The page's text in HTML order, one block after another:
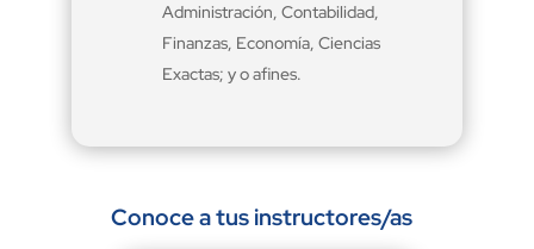
Administración, Contabilidad,
Finanzas, Economía, Ciencias
Exactas; y o afines.
Conoce a tus instructores/as